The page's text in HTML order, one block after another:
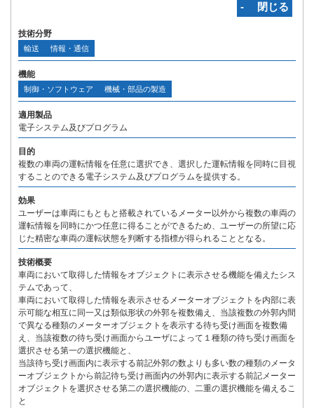
‐ 閉じる
技術分野
輸送 情報・通信
機能
制御・ソフトウェア 機械・部品の製造
適用製品
電子システム及びプログラム
目的
複数の車両の運転情報を任意に選択でき、選択した運転情報を同時に目視
することのできる電子システム及びプログラムを提供する。
効果
ユーザーは車両にもともと搭載されているメーター以外から複数の車両の
運転情報を同時にかつ任意に得ることができるため、ユーザーの所望に応
じた精密な車両の運転状態を判断する指標が得られることとなる。
技術概要
車両において取得した情報をオブジェクトに表示させる機能を備えたシス
テムであって、
車両において取得した情報を表示させるメーターオブジェクトを内部に表
示可能な相互に同一又は類似形状の外郭を複数備え、当該複数の外郭内間
で異なる種類のメーターオブジェクトを表示する待ち受け画面を複数備
え、当該複数の待ち受け画面からユーザによって１種類の待ち受け画面を
選択させる第一の選択機能と、
当該待ち受け画面内に表示する前記外郭の数よりも多い数の種類のメータ
ーオブジェクトから前記待ち受け画面内の外郭内に表示する前記メーター
オブジェクトを選択させる第二の選択機能の、二重の選択機能を備えるこ
と